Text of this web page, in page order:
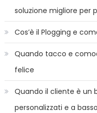
soluzione migliore per
Cos’è il Plogging e
Quando tacco e
felice
Quando il cliente è un
personalizzati e a